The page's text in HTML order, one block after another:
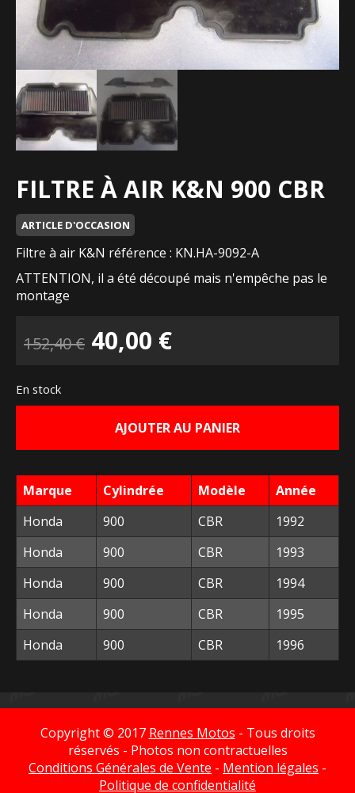
FILTRE À AIR K&N 900 CBR
ARTICLE D'OCCASION
Filtre à air K&N référence : KN.HA-9092-A
ATTENTION, il a été découpé mais n'empêche pas le
montage
152,40€ Le
initial
était :
152,40 €.
40,00 €Le
actuel
est :
40,00 €.
En stock
AJOUTER AU PANIER
Marque Cylindrée Modèle
Année
Honda
900 CBR
1992
Honda
900 CBR
1993
Honda
900 CBR
1994
Honda
900 CBR
1995
Honda
900 CBR 1996
Copyright © 2017 Rennes Motos - Tous droits
réservés - Photos non contractuelles
Conditions Générales de Vente - Mention légales -
Politique de confidentialité